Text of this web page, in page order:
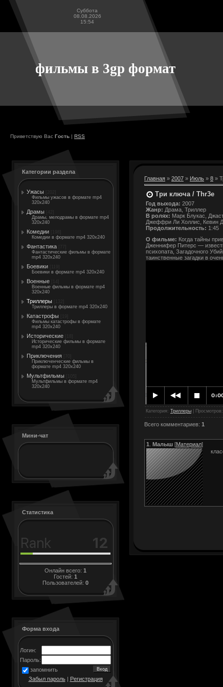
Суббота
08.08.2026
15:54
фильмы в 3gp формат
Приветствую Вас Гость | RSS
Категории раздела
Ужасы
Фильмы ужасов в формате mp4
320x240
Драмы
Драмы, мелодрамы в формате mp4
320x240
Комедии
Комедии в формате mp4 320x240
Фантастика
Фантастические фильмы в формате
mp4 320x240
Боевики
Боевики в формате mp4 320x240
Военные
Военные фильмы в формате mp4
320x240
Триллеры
Триллеры в формате mp4 320x240
Катастрофы
Фильмы катастрофы в формате
mp4 320x240
Исторические
Исторические фильмы в формате
mp4 320x240
Приключения
Приключенческие фильмы в
формате mp4 320x240
Мультфильмы
Мультфильмы в формате mp4
320x240
Мини-чат
Статистика
Онлайн всего: 1
Гостей: 1
Пользователей: 0
Форма входа
Логин:
Пароль:
запомнить
Забыл пароль| Регистрация
Главная » 2007 » Июль » 8 »
Три ключа / Thr3e
Год выхода: 2007
Жанр: Драма, Триллер
В ролях: Марк Блукас,
Джеффри Ли Холлис, Кевин
Продолжительность: 1:45
О фильме: Когда тайны
Дженнифер Питерс —
психопата, Загадочного
таинственные загадки в
Категория : Триллеры Просмотров
Всего комментариев: 1
1 Малыш [Материал]